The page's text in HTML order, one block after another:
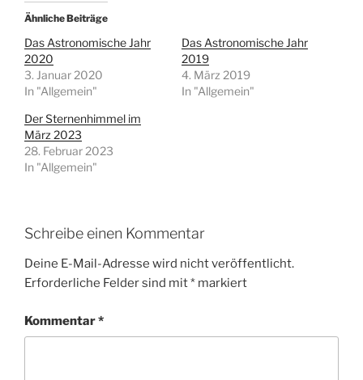
Ähnliche Beiträge
Das Astronomische Jahr
2020
3. Januar 2020
In "Allgemein"
Das Astronomische Jahr
2019
4. März 2019
In "Allgemein"
Der Sternenhimmel im
März 2023
28. Februar 2023
In "Allgemein"
Schreibe einen Kommentar
Deine E-Mail-Adresse wird nicht veröffentlicht.
Erforderliche Felder sind mit* markiert
Kommentar*